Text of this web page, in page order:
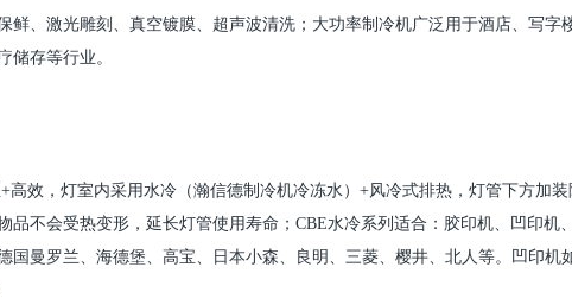
鲜、激光雕刻、真空镀膜、超声波清洗；大功率制冷机广泛用于酒店、写字
储存等行业。
+高效，灯室内采用水冷（瀚信德制冷机冷冻水） +风冷式排热，灯管下方加装
不会受热变形，延长灯管使用寿命； CBE水冷系列适合：胶印机、凹印机
国曼罗兰、海德堡、高宝、日本小森、良明、三菱、樱井、北人等。凹印机